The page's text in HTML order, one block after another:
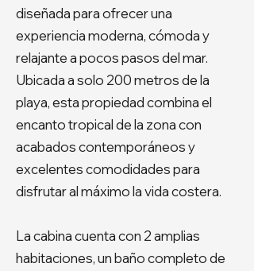
diseñada para ofrecer una
experiencia moderna, cómoda y
relajante a pocos pasos del mar.
Ubicada a solo 200 metros de la
playa, esta propiedad combina el
encanto tropical de la zona con
acabados contemporáneos y
excelentes comodidades para
disfrutar al máximo la vida costera.
La cabina cuenta con 2 amplias
habitaciones, un baño completo de